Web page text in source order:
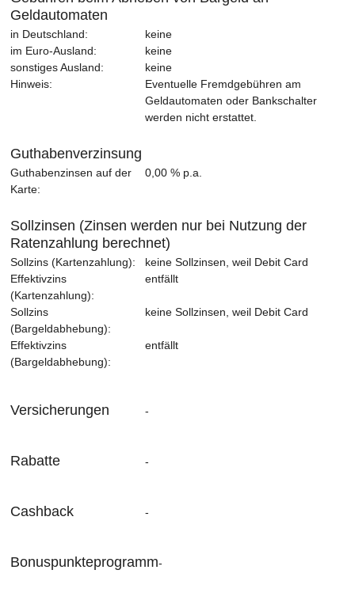
Geldautomaten
in Deutschland:
keine
im Euro-Ausland:
keine
sonstiges Ausland:
keine
Hinweis:
Eventuelle Fremdgebühren am
Geldautomaten oder Bankschalter
werden nicht erstattet.
Guthabenverzinsung
Guthabenzinsen auf der
Karte:
0,00 % p.a.
Sollzinsen (Zinsen werden nur bei Nutzung der
Ratenzahlung berechnet)
Sollzins (Kartenzahlung):
keine Sollzinsen, weil Debit Card
Effektivzins
(Kartenzahlung):
entfällt
Sollzins
(Bargeldabhebung):
keine Sollzinsen, weil Debit Card
Effektivzins
(Bargeldabhebung):
entfällt
Versicherungen -
Rabatte -
Cashback -
Bonuspunkteprogramm-